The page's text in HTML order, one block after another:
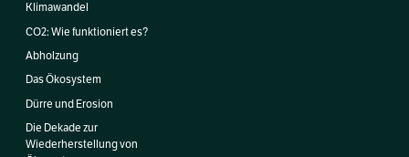
Klimawandel
CO2: Wie funktioniert es?
Abholzung
Das Ökosystem
Dürre und Erosion
Die Dekade zur
Wiederherstellung von